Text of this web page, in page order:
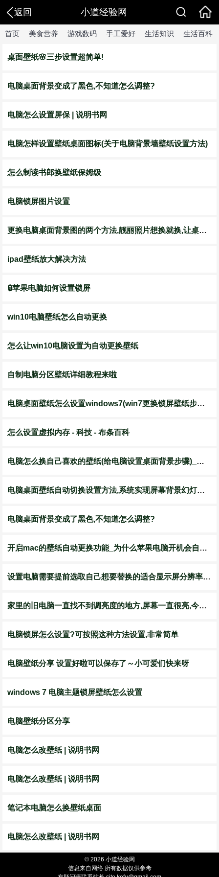
返回 小道经验网
首页 美食营养 游戏数码 手工爱好 生活知识 生活百科
桌面壁纸🌸三步设置超简单!
电脑桌面背景变成了黑色,不知道怎么调整?
电脑怎么设置屏保 | 说明书网
电脑怎样设置壁纸桌面图标(关于电脑背景墙壁纸设置方法)
怎么制读书郎换壁纸保姆级
电脑锁屏图片设置
更换电脑桌面背景图的两个方法,靓丽照片想换就换,让桌面更漂亮
ipad壁纸放大解决方法
🔒苹果电脑如何设置锁屏
win10电脑壁纸怎么自动更换
怎么让win10电脑设置为自动更换壁纸
自制电脑分区壁纸详细教程来啦
电脑桌面壁纸怎么设置windows7(win7更换锁屏壁纸步骤)_电脑装配网
怎么设置虚拟内存 - 科技 - 布条百科
电脑怎么换自己喜欢的壁纸(给电脑设置桌面背景步骤)_电脑装配网
电脑桌面壁纸自动切换设置方法,系统实现屏幕背景幻灯片效果教程_哔哩
电脑桌面背景变成了黑色,不知道怎么调整?
开启mac的壁纸自动更换功能_为什么苹果电脑开机会自己换壁纸-csdn
设置电脑需要提前选取自己想要替换的适合显示屏分辨率的壁纸屏保,以
家里的旧电脑一直找不到调亮度的地方,屏幕一直很亮,今天终于调暗了
电脑锁屏怎么设置?可按照这种方法设置,非常简单
电脑壁纸分享 设置好啦可以保存了～小可爱们快来呀
windows 7 电脑主题锁屏壁纸怎么设置
电脑壁纸分区分享
电脑怎么改壁纸 | 说明书网
电脑怎么改壁纸 | 说明书网
笔记本电脑怎么换壁纸桌面
电脑怎么改壁纸 | 说明书网
© 2026 小道经验网
信息来自网络 所有数据仅供参考